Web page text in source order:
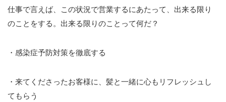
仕事で言えば、この状況で営業するにあたって、出来る限り
のことをする。出来る限りのことって何だ？
・感染症予防対策を徹底する
・来てくださったお客様に、髪と一緒に心もリフレッシュし
てもらう